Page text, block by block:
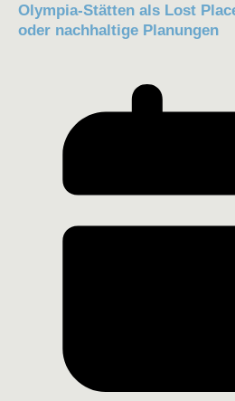
Olympia-Stätten als Lost
oder nachhaltige Planungen